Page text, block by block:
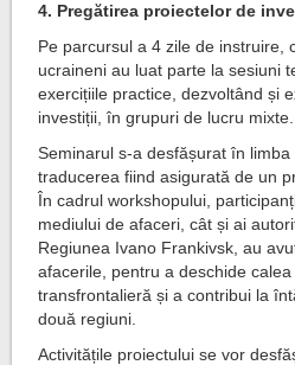
4. Pregătirea proiectelor de
Pe parcursul a 4 zile de instruire,
ucraineni au luat parte la sesiuni
exercițiile practice, dezvoltând și
investiții, în grupuri de lucru mixte.
Seminarul s-a desfășurat în
traducerea fiind asigurată de un
În cadrul workshopului,
mediului de afaceri, cât și ai
Regiunea Ivano Frankivsk, au
afacerile, pentru a deschide
transfrontalieră și a contribui la
două regiuni.
Activitățile proiectului se vor